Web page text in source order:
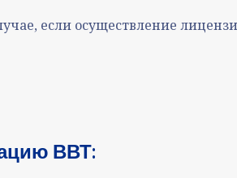
если осуществление
ВВТ: